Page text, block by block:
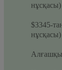
нұсқасы)
$3345-
нұсқасы)
Алғашқы